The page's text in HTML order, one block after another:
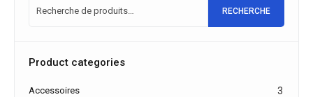
RECHERCHE
Product categories
Accessoires 3